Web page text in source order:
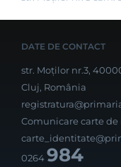
DATE DE CONTACT
str. Moților nr.3,
Cluj, România
Comunicare carte
0264984